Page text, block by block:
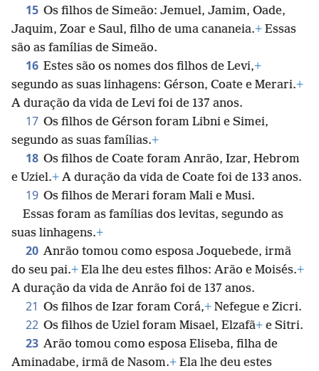
15 Os filhos de Simeão: Jemuel, Jamim, Oade,
Jaquim, Zoar e Saul, filho de uma cananeia.+ Essas
são as famílias de Simeão.
16 Estes são os nomes dos filhos de Levi,+
segundo as suas linhagens: Gérson, Coate e Merari.+
A duração da vida de Levi foi de 137 anos.
17 Os filhos de Gérson foram Libni e Simei,
segundo as suas famílias.+
18 Os filhos de Coate foram Anrão, Izar, Hebrom
e Uziel.+ A duração da vida de Coate foi de 133 anos.
19 Os filhos de Merari foram Mali e Musi.
Essas foram as famílias dos levitas, segundo as
suas linhagens.+
20 Anrão tomou como esposa Joquebede, irmã
do seu pai.+ Ela lhe deu estes filhos: Arão e Moisés.+
A duração da vida de Anrão foi de 137 anos.
21 Os filhos de Izar foram Corá,+ Nefegue e Zicri.
22 Os filhos de Uziel foram Misael, Elzafã+ e Sitri.
23 Arão tomou como esposa Eliseba, filha de
Aminadabe, irmã de Nasom.+ Ela lhe deu estes